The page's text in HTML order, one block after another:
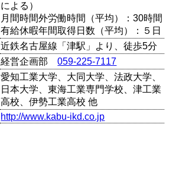
による）
月間時間外労働時間（平均）：30時間
有給休暇年間取得日数（平均）：５日
近鉄名古屋線「津駅」より、徒歩5分
経営企画部059-225-7117
愛知工業大学、大同大学、法政大学、
日本大学、東海工業専門学校、津工業
高校、伊勢工業高校 他
http://www.kabu-ikd.co.jp